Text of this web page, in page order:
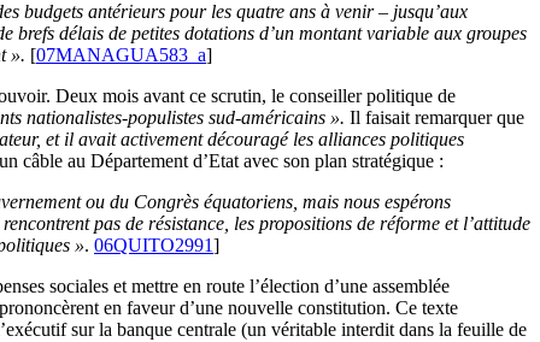
budgets antérieurs pour les quatre ans à venir – jusqu’aux
brefs délais de petites dotations d’un montant variable aux groupes
». [07MANAGUA583_a]
Deux mois avant ce scrutin, le conseiller politique de
nationalistes-populistes sud-américains ». Il faisait remarquer que
et il avait activement découragé les alliances politiques
câble au Département d’Etat avec son plan stratégique :
ou du Congrès équatoriens, mais nous espérons
pas de résistance, les propositions de réforme et l’attitude
». 06QUITO2991]
sociales et mettre en route l’élection d’une assemblée
en faveur d’une nouvelle constitution. Ce texte
sur la banque centrale (un véritable interdit dans la feuille de